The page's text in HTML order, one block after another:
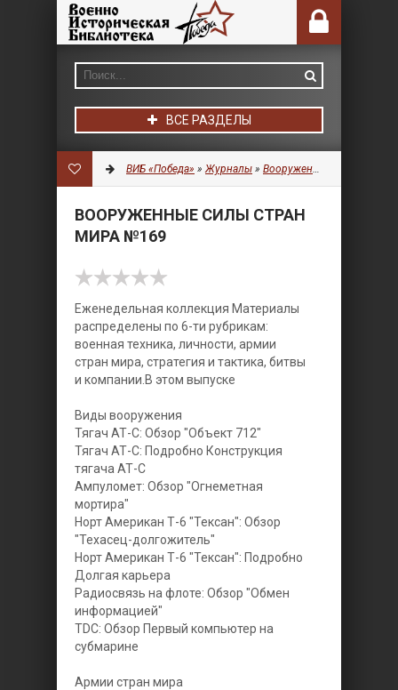
ВСЕ РАЗДЕЛЫ
ВИБ «Победа» »Журналы » Вооруженные силы стран мира
ВООРУЖЕННЫЕ СИЛЫ СТРАН
МИРА №169
Еженедельная коллекция Материалы
распределены по 6-ти рубрикам:
военная техника, личности, армии
стран мира, стратегия и тактика, битвы
и компании. В этом выпуске
Виды вооружения
Тягач АТ-С: Обзор "Объект 712"
Тягач АТ-С: Подробно Конструкция
тягача АТ-С
Aмпуломет: Обзор "Огнеметная
мортира"
Норт Американ Т-6 "Тексан": Обзор
"Техасец-долгожитель"
Норт Американ Т-6 "Тексан": Подробно
Долгая карьера
Радиосвязь на флоте: Обзор "Обмен
информацией"
TDC: Обзор Первый компьютер на
субмарине
Армии стран мира